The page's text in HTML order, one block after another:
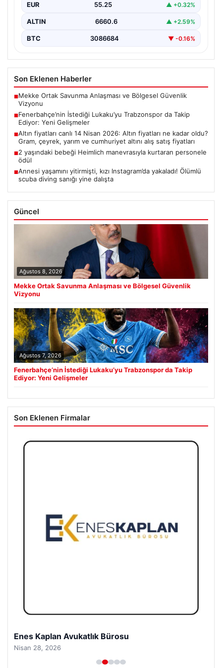
EUR 55.25 ▲ +0.32%
ALTIN 6660.6 ▲ +2.59%
BTC 3086684 ▼ -0.16%
Son Eklenen Haberler
■Mekke Ortak Savunma Anlaşması ve Bölgesel Güvenlik
Vizyonu
■Fenerbahçe’nin İstediği Lukaku’yu Trabzonspor da Takip
Ediyor: Yeni Gelişmeler
■Altın fiyatları canlı 14 Nisan 2026: Altın fiyatları ne kadar oldu?
Gram, çeyrek, yarım ve cumhuriyet altını alış satış fiyatları
■2 yaşındaki bebeği Heimlich manevrasıyla kurtaran personele
ödül
■Annesi yaşamını yitirmişti, kızı Instagram’da yakaladı! Ölümlü
scuba diving sanığı yine dalışta
Güncel
Ağustos 8, 2026
Mekke Ortak Savunma Anlaşması ve Bölgesel Güvenlik
Vizyonu
Ağustos 7, 2026
Fenerbahçe’nin İstediği Lukaku’yu Trabzonspor da Takip
Ediyor: Yeni Gelişmeler
Son Eklenen Firmalar
Trend Yapı Akustik
Nisan 18, 2026